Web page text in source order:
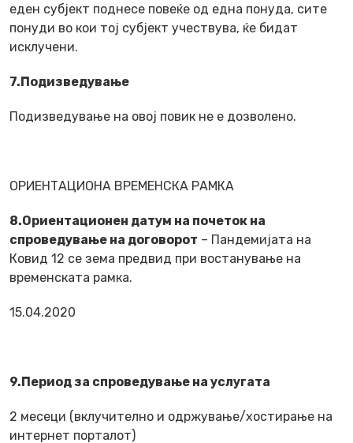
еден субјект поднесе повеќе од една понуда, сите
понуди во кои тој субјект учествува, ќе бидат
исклучени.
7.Подизведување
Подизведување на овој повик не е дозволено.
ОРИЕНТАЦИОНА ВРЕМЕНСКА РАМКА
8.Ориентационен датум на почеток на
спроведување на договорот – Пандемијата на
Ковид 12 се зема предвид при востанување на
временската рамка.
15.04.2020
9.Период за спроведување на услугата
2 месеци (вклучително и одржување/хостирање на
интернет порталот)